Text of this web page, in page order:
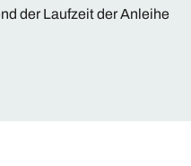
der Laufzeit der Anleihe